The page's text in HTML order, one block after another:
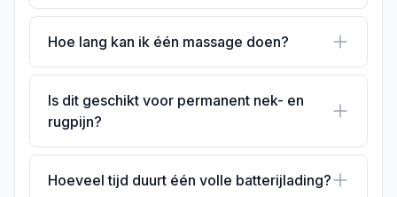
Hoe lang kan ik één massage doen?
Is dit geschikt voor permanent nek- en
rugpijn?
Hoeveel tijd duurt één volle batterijlading?